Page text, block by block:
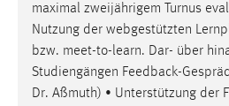
maximal zweijährigem Turnus
Nutzung der webgestützten
bzw. meet-to-learn. Dar- über
Studiengängen Feedback-
Dr. Aßmuth) • Unterstützung der